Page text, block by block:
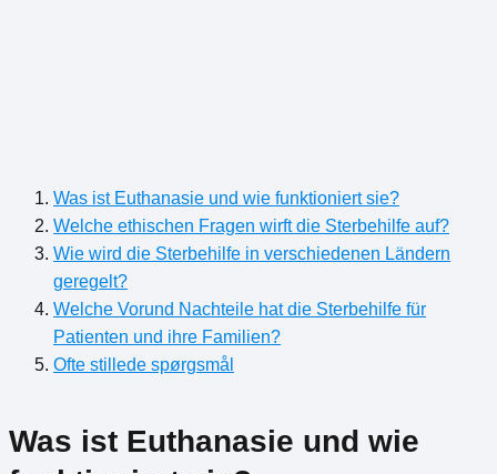
Was ist Euthanasie und wie funktioniert sie?
Welche ethischen Fragen wirft die Sterbehilfe auf?
Wie wird die Sterbehilfe in verschiedenen Ländern
geregelt?
Welche Vorund Nachteile hat die Sterbehilfe für
Patienten und ihre Familien?
Ofte stillede spørgsmål
Was ist Euthanasie und wie